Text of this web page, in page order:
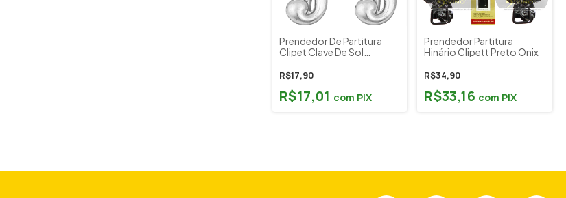
Prendedor De Partitura
Clipet Clave De Sol
R$17,90
R$17,01 com PIX
Prendedor Partitura
Hinário Clipett Preto Onix
R$34,90
R$33,16 com PIX